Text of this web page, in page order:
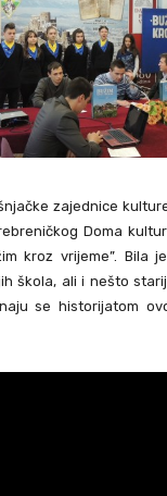
zajednice
Doma
kroz vrijeme”. Bila
škola, ali i nešto
se historijatom